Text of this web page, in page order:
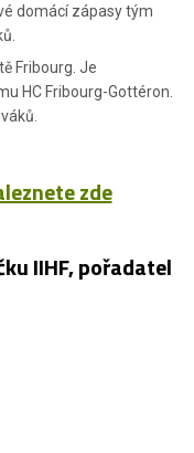
domácí zápasy tým
Fribourg. Je
HC Fribourg-Gottéron.
zde
IIHF, pořadatel